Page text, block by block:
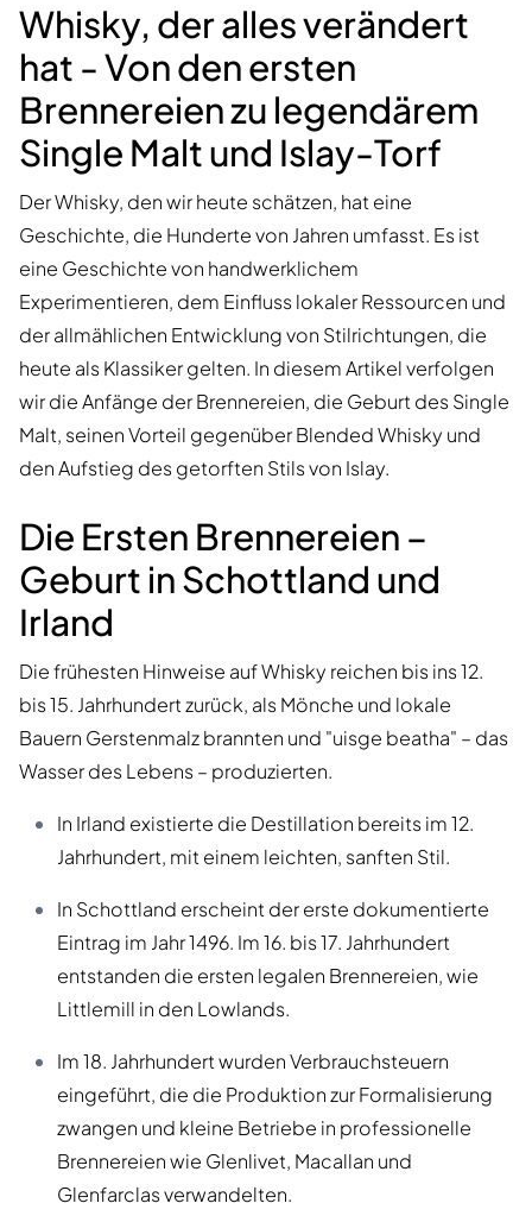
Whisky, der alles verändert
hat - Von den ersten
Brennereien zu legendärem
Single Malt und Islay-Torf
Der Whisky, den wir heute schätzen, hat eine
Geschichte, die Hunderte von Jahren umfasst. Es ist
eine Geschichte von handwerklichem
Experimentieren, dem Einfluss lokaler Ressourcen und
der allmählichen Entwicklung von Stilrichtungen, die
heute als Klassiker gelten. In diesem Artikel verfolgen
wir die Anfänge der Brennereien, die Geburt des Single
Malt, seinen Vorteil gegenüber Blended Whisky und
den Aufstieg des getorften Stils von Islay.
Die Ersten Brennereien –
Geburt in Schottland und
Irland
Die frühesten Hinweise auf Whisky reichen bis ins 12.
bis 15. Jahrhundert zurück, als Mönche und lokale
Bauern Gerstenmalz brannten und "uisge beatha" – das
Wasser des Lebens – produzierten.
In Irland existierte die Destillation bereits im 12.
Jahrhundert, mit einem leichten, sanften Stil.
In Schottland erscheint der erste dokumentierte
Eintrag im Jahr 1496. Im 16. bis 17. Jahrhundert
entstanden die ersten legalen Brennereien, wie
Littlemill in den Lowlands.
Im 18. Jahrhundert wurden Verbrauchsteuern
eingeführt, die die Produktion zur Formalisierung
zwangen und kleine Betriebe in professionelle
Brennereien wie Glenlivet, Macallan und
Glenfarclas verwandelten.